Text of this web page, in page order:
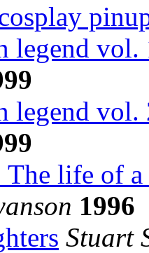
legend vol.
legend vol.
The life of
1996
Stuart